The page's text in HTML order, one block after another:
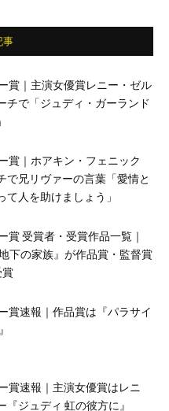
事
賞｜主演女優賞レニー・ゼル
チで「ジュディ・ガーランド
賞｜ホアキン・フェニック
で兄リヴァーの言葉「愛情と
て人を助けましょう」
賞 受賞者・受賞作品一覧｜
下の家族』が作品賞・監督賞
賞
賞速報｜作品賞は『パラサイ
賞速報｜主演女優賞はレニ
『ジュディ 虹の彼方に』